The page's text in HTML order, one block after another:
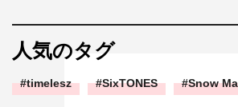
ナノ3
今日は日比谷野音にBiSを見に来てく
います。
人気のタグ
timelesz SixTONES Snow